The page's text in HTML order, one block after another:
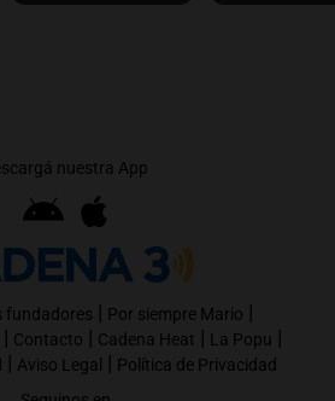
nuestra App
fundadores | Por siempre Mario |
| Contacto | Cadena Heat | La Popu |
| Aviso Legal | Política de Privacidad